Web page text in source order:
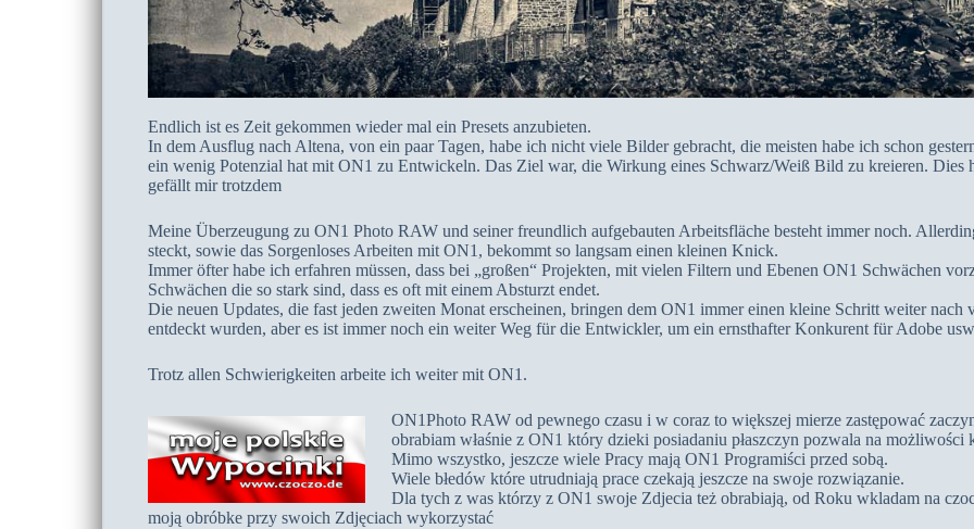
Endlich ist es Zeit gekommen wieder mal ein Presets anzubieten.
In dem Ausflug nach Altena, von ein paar Tagen, habe ich nicht viele Bilder gebracht, die meisten habe ich schon
ein wenig Potenzial hat mit ON1 zu Entwickeln. Das Ziel war, die Wirkung eines Schwarz/Weiß Bild zu kreieren.
gefällt mir trotzdem
Meine Überzeugung zu ON1 Photo RAW und seiner freundlich aufgebauten Arbeitsfläche besteht immer noch.
steckt, sowie das Sorgenloses Arbeiten mit ON1, bekommt so langsam einen kleinen Knick.
Immer öfter habe ich erfahren müssen, dass bei „großen“ Projekten, mit vielen Filtern und Ebenen ON1 Schwächen
Schwächen die so stark sind, dass es oft mit einem Absturzt endet.
Die neuen Updates, die fast jeden zweiten Monat erscheinen, bringen dem ON1 immer einen kleine Schritt weiter nach
entdeckt wurden, aber es ist immer noch ein weiter Weg für die Entwickler, um ein ernsthafter Konkurent für Adobe
Trotz allen Schwierigkeiten arbeite ich weiter mit ON1.
ON1Photo RAW od pewnego czasu i w coraz to większej mierze zastępować
obrabiam właśnie z ON1 który dzieki posiadaniu płaszczyn pozwala na
Mimo wszystko, jeszcze wiele Pracy mają ON1 Programiści przed sobą.
Wiele błedów które utrudniają prace czekają jeszcze na swoje rozwiązanie.
Dla tych z was którzy z ON1 swoje Zdjecia też obrabiają, od Roku wkladam na
moją obróbke przy swoich Zdjęciach wykorzystać